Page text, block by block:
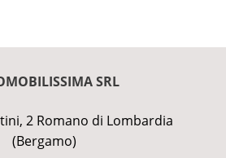
SRL
2 Romano di Lombardia
(Bergamo)